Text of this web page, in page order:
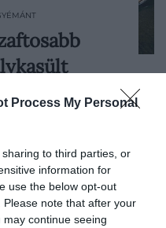
Process My Personal
to third parties, or
information for
use the below opt-out
note that after your
continue seeing
nem
többen
az együttlét
szó…